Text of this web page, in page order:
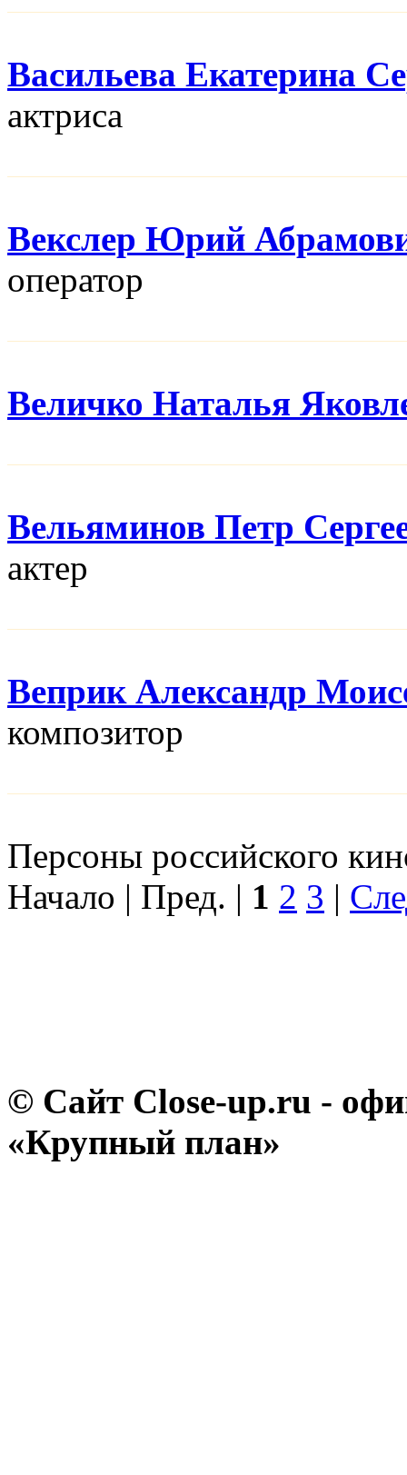
Васильева Екатерина
актриса
Векслер Юрий
оператор
Величко Наталья
Вельяминов Петр
актер
Веприк Александр
композитор
Персоны российского
Начало | Пред. | 1 2 3 |
© Сайт Close-up.ru -
«Крупный план»